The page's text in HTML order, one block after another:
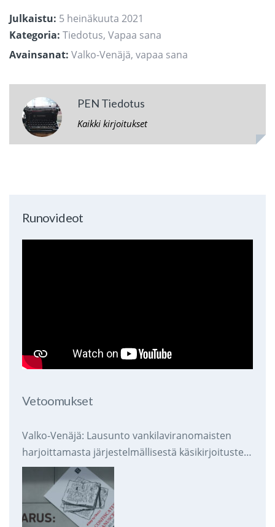
Julkaistu: 5 heinäkuuta 2021
Kategoria: Tiedotus, Vapaa sana
Avainsanat: Valko-Venäjä, vapaa sana
PEN Tiedotus
Kaikki kirjoitukset
Runovideot
Vetoomukset
Valko-Venäjä: Lausunto vankilaviranomaisten
harjoittamasta järjestelmällisestä käsikirjoitusten
takavarikoinnista ja tuhoamisesta